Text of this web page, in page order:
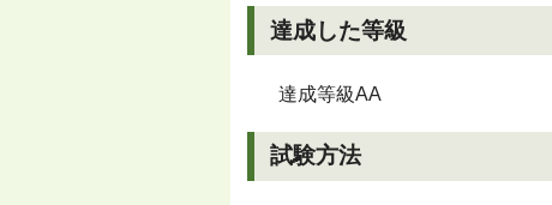
達成した等級
達成等級AA
試験方法